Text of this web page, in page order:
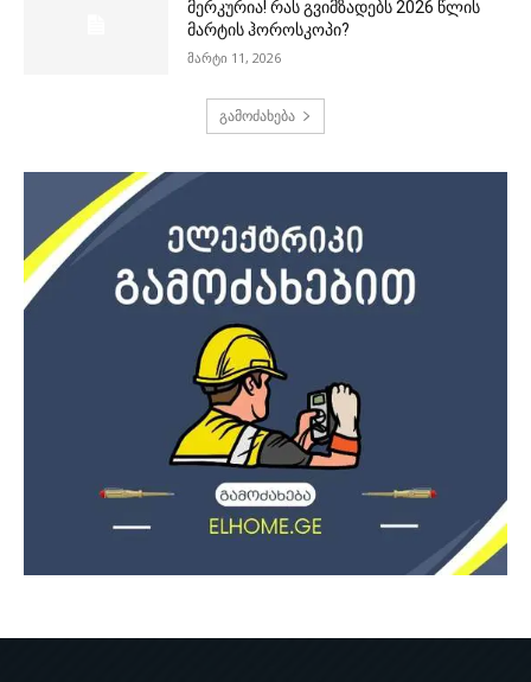
მერკურია! რას გვიმზადებს 2026 წლის
მარტის ჰოროსკოპი?
მარტი 11, 2026
გამოძახება